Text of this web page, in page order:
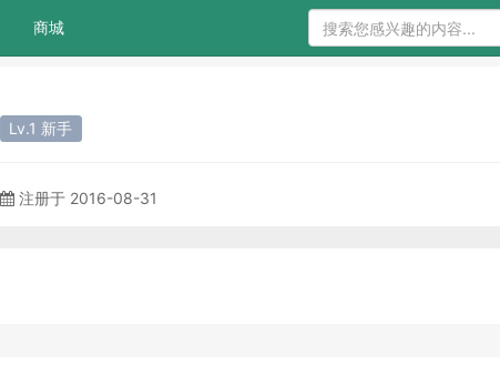
商城
Lv.1 新手
注册于 2016-08-31